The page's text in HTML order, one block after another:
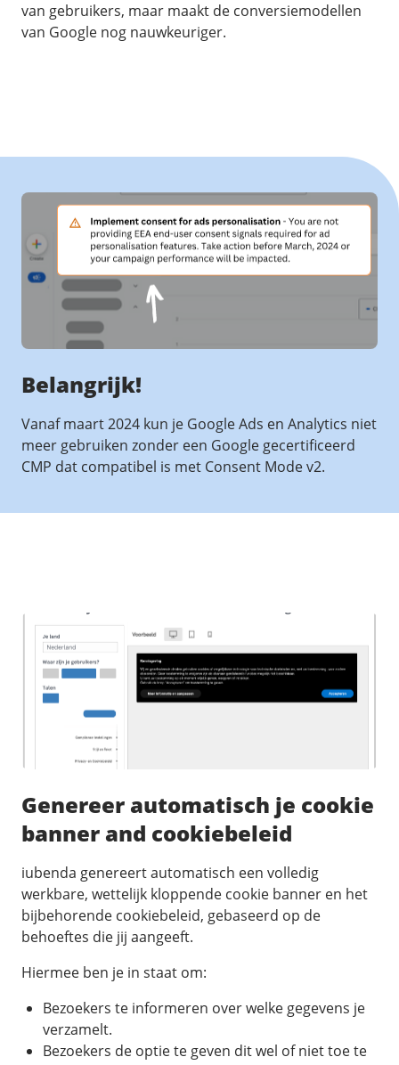
van gebruikers, maar maakt de conversiemodellen
van Google nog nauwkeuriger.
Belangrijk!
Vanaf maart 2024 kun je Google Ads en Analytics niet
meer gebruiken zonder een Google gecertificeerd
CMP dat compatibel is met Consent Mode v2.
Genereer automatisch je cookie
banner and cookiebeleid
iubenda genereert automatisch een volledig
werkbare, wettelijk kloppende cookie banner en het
bijbehorende cookiebeleid, gebaseerd op de
behoeftes die jij aangeeft.
Hiermee ben je in staat om:
Bezoekers te informeren over welke gegevens je
verzamelt.
Bezoekers de optie te geven dit wel of niet toe te